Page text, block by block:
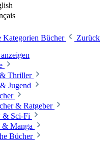
Kategorien Bücher
Zurück
Thriller
Jugend
& Ratgeber
& Sci-Fi
& Manga
Bücher